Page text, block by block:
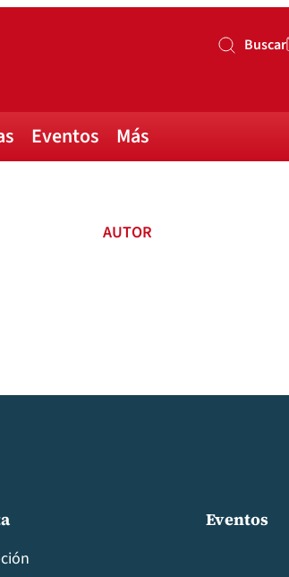
Buscar
Eventos Más
AUTOR
Eventos